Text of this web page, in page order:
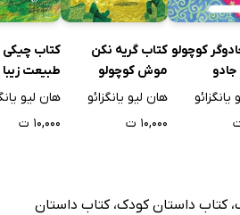
کوچولو کتاب گریه نکن
موش کوچولو
هان لیو یانگزائو
۱۰,۰۰۰ ت
کتاب چیکی
طبیعت زیبا
هان لیو
۱۰,۰۰۰ ت
،کتاب داستان کودک،کتاب داستان